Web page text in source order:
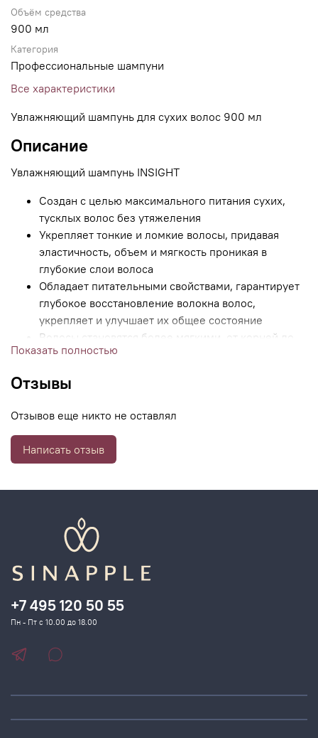
Объём средства
900 мл
Категория
Профессиональные шампуни
Все характеристики
Увлажняющий шампунь для сухих волос 900 мл
Описание
Увлажняющий шампунь INSIGHT
Cоздан с целью максимального питания сухих,
тусклых волос без утяжеления
Укрепляет тонкие и ломкие волосы, придавая
эластичность, объем и мягкость проникая в
глубокие слои волоса
Обладает питательными свойствами, гарантирует
глубокое восстановление волокна волос,
укрепляет и улучшает их общее состояние
Волосы становятся более мягкими, от корней до
кончиков, эластичными и блестящим
минеральные масла, искусственные красители и
Гипоаллергенен
Показать полностью
Отзывы
Отзывов еще никто не оставлял
Написать отзыв
+7 495 120 50 55
Пн - Пт с 10.00 до 18.00